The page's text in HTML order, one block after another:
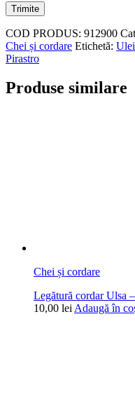
COD PRODUS: 912900
Chei și cordare Etichetă:
Pirastro
Produse similare
Chei și cordare
Legătură cordar Ulsa
10,00 lei Adaugă în